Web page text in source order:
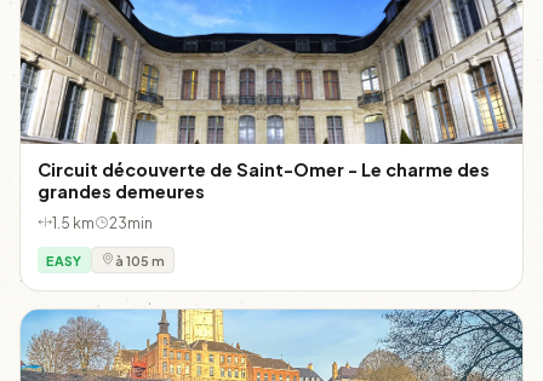
Circuit découverte de Saint-Omer - Le charme des
grandes demeures
1.5 km 23min
EASY à 105 m